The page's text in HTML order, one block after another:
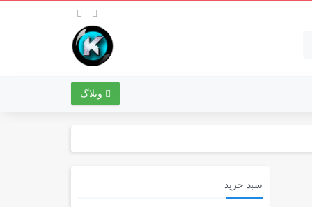
وبلاگ
سبد خرید